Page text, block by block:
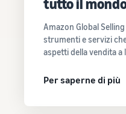
Come vendere
magliette online
Espandi il tuo marchio di
magliette
tutto il
Amazon Global
strumenti e servizi
aspetti della vendita a
Per saperne di più